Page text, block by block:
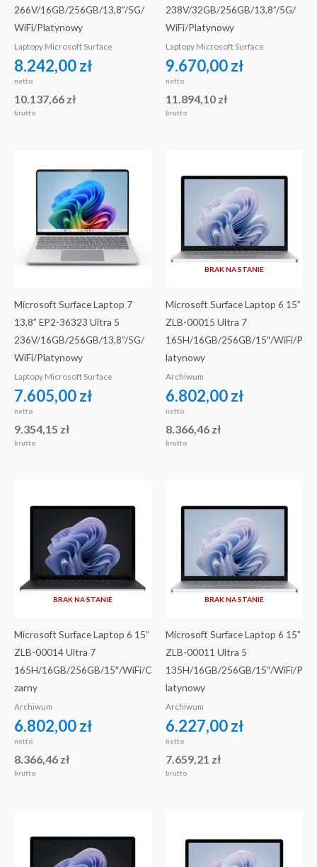
266V/16GB/256GB/13,8”/5G/
WiFi/Platynowy
Laptopy Microsoft Surface
8.242,00zł
netto
10.137,66 zł
brutto
238V/32GB/256GB/13,8”/5G/
WiFi/Platynowy
Laptopy Microsoft Surface
9.670,00zł
netto
11.894,10 zł
brutto
Microsoft Surface Laptop 7
13,8” EP2-36323 Ultra 5
236V/16GB/256GB/13,8”/5G/
WiFi/Platynowy
Laptopy Microsoft Surface
7.605,00zł
netto
9.354,15 zł
brutto
BRAK NA STANIE
Microsoft Surface Laptop 6 15”
ZLB-00015 Ultra 7
165H/16GB/256GB/15″/WiFi/P
latynowy
Archiwum
6.802,00zł
netto
8.366,46 zł
brutto
BRAK NA STANIE
Microsoft Surface Laptop 6 15”
ZLB-00014 Ultra 7
165H/16GB/256GB/15″/WiFi/C
zarny
Archiwum
6.802,00zł
netto
8.366,46 zł
brutto
BRAK NA STANIE
Microsoft Surface Laptop 6 15”
ZLB-00011 Ultra 5
135H/16GB/256GB/15″/WiFi/P
latynowy
Archiwum
6.227,00zł
netto
7.659,21 zł
brutto